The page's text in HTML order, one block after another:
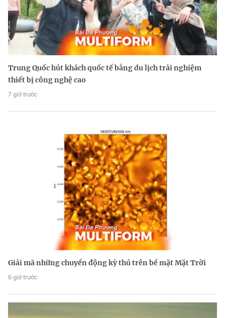
Trung Quốc hút khách quốc tế bằng du lịch trải nghiệm
thiết bị công nghệ cao
7 giờ trước
Giải mã những chuyển động kỳ thú trên bề mặt Mặt Trời
6 giờ trước